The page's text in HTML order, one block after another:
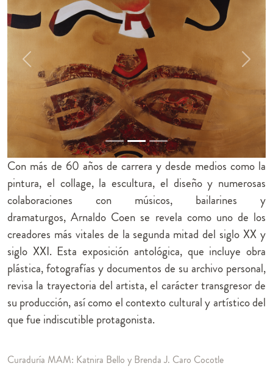
Previous Next
Con más de 60 años de carrera y desde medios como la
pintura, el collage, la escultura, el diseño y numerosas
colaboraciones con músicos, bailarines y
dramaturgos, Arnaldo Coen se revela como uno de los
creadores más vitales de la segunda mitad del siglo XX y
siglo XXI. Esta exposición antológica, que incluye obra
plástica, fotografías y documentos de su archivo personal,
revisa la trayectoria del artista, el carácter transgresor de
su producción, así como el contexto cultural y artístico del
que fue indiscutible protagonista.
Curaduría MAM: Katnira Bello y Brenda J. Caro Cocotle